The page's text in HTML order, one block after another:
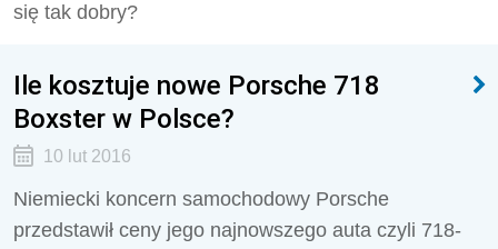
się tak dobry?
Ile kosztuje nowe Porsche 718
Boxster w Polsce?
10 lut 2016
Niemiecki koncern samochodowy Porsche
przedstawił ceny jego najnowszego auta czyli 718-